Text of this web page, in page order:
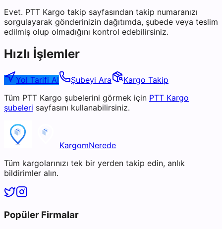
Evet. PTT Kargo takip sayfasından takip numaranızı
sorgulayarak gönderinizin dağıtımda, şubede veya teslim
edilmiş olup olmadığını kontrol edebilirsiniz.
Hızlı İşlemler
Yol Tarifi Al Şubeyi Ara
Kargo Takip
Tüm PTT Kargo şubelerini görmek için PTT Kargo
şubeleri sayfasını kullanabilirsiniz.
KargomNerede
Tüm kargolarınızı tek bir yerden takip edin, anlık
bildirimler alın.
Popüler Firmalar